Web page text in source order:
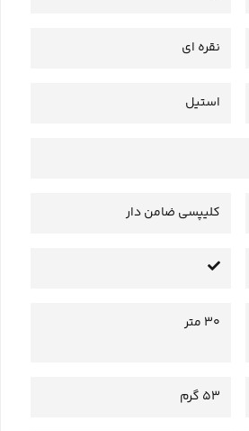
نقره ای
استیل
کلیپسی ضامن دار
30 متر
53 گرم